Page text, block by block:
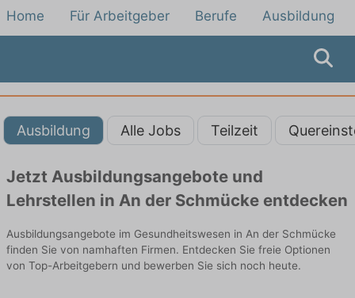
Home Für Arbeitgeber Berufe Ausbildung
Ausbildung Alle Jobs Teilzeit
Jetzt Ausbildungsangebote und
Lehrstellen in An der Schmücke entdecken
Ausbildungsangebote im Gesundheitswesen in An der Schmücke
finden Sie von namhaften Firmen. Entdecken Sie freie Optionen
von Top-Arbeitgebern und bewerben Sie sich noch heute.